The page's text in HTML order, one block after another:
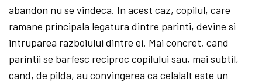
abandon nu se vindeca. In acest caz, copilul, care
ramane principala legatura dintre parinti, devine si
intruparea razboiului dintre ei. Mai concret, cand
parintii se barfesc reciproc copilului sau, mai subtil,
cand, de pilda, au convingerea ca celalalt este un